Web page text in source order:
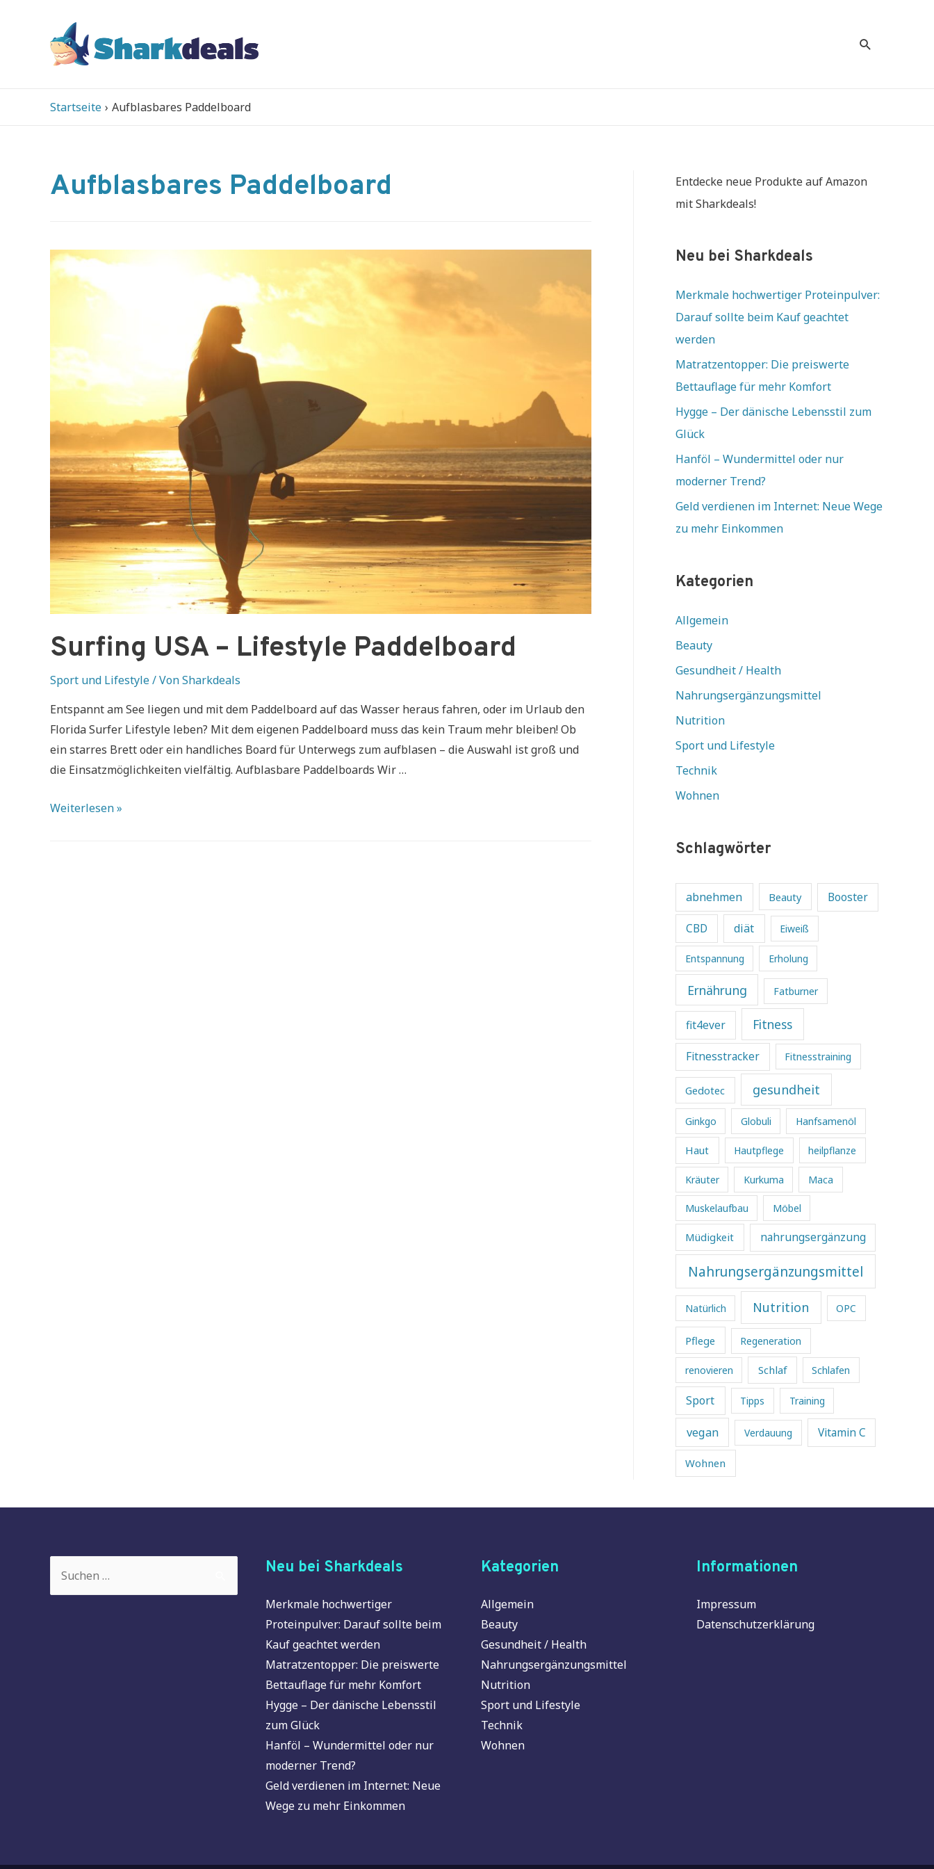
Suche
Startseite Aufblasbares Paddelboard
Aufblasbares Paddelboard
Surfing USA – Lifestyle Paddelboard
Sport und Lifestyle/ VonSharkdeals
Entspannt am See liegen und mit dem Paddelboard auf das Wasser heraus fahren, oder im Urlaub den
Florida Surfer Lifestyle leben? Mit dem eigenen Paddelboard muss das kein Traum mehr bleiben! Ob
ein starres Brett oder ein handliches Board für Unterwegs zum aufblasen – die Auswahl ist groß und
die Einsatzmöglichkeiten vielfältig. Aufblasbare Paddelboards Wir …
Surfing
Weiterlesen »
Entdecke neue Produkte auf Amazon
mit Sharkdeals!
Neu bei Sharkdeals
Merkmale hochwertiger Proteinpulver:
Darauf sollte beim Kauf geachtet
werden
Matratzentopper: Die preiswerte
Bettauflage für mehr Komfort
Hygge – Der dänische Lebensstil zum
Glück
Hanföl – Wundermittel oder nur
moderner Trend?
Geld verdienen im Internet: Neue Wege
zu mehr Einkommen
Kategorien
Allgemein
Beauty
Gesundheit / Health
Nahrungsergänzungsmittel
Nutrition
Sport und Lifestyle
Technik
Wohnen
Schlagwörter
abnehmen Beauty Booster
CBD diät Eiweiß
Entspannung Erholung
Ernährung Fatburner
fit4ever Fitness
Fitnesstracker Fitnesstraining
Gedotec gesundheit
Ginkgo Globuli Hanfsamenöl
Haut Hautpflege heilpflanze
Kräuter Kurkuma Maca
Muskelaufbau Möbel
Müdigkeit nahrungsergänzung
Nahrungsergänzungsmittel
Natürlich Nutrition OPC
Pflege Regeneration
renovieren Schlaf Schlafen
Sport Tipps Training
vegan Verdauung Vitamin C
Wohnen
Neu bei Sharkdeals
Merkmale hochwertiger
Proteinpulver: Darauf sollte beim
Kauf geachtet werden
Matratzentopper: Die preiswerte
Bettauflage für mehr Komfort
Hygge – Der dänische Lebensstil
zum Glück
Hanföl – Wundermittel oder nur
moderner Trend?
Geld verdienen im Internet: Neue
Wege zu mehr Einkommen
Kategorien
Allgemein
Beauty
Gesundheit / Health
Nahrungsergänzungsmittel
Nutrition
Sport und Lifestyle
Technik
Wohnen
Informationen
Impressum
Datenschutzerklärung